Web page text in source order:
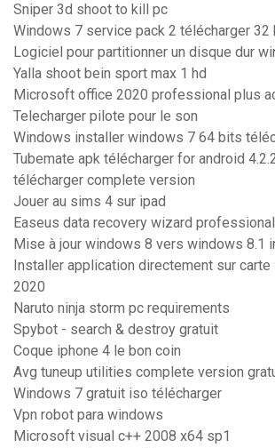
Sniper 3d shoot to kill pc
Windows 7 service pack 2 télécharger 32
Logiciel pour partitionner un disque dur
Yalla shoot bein sport max 1 hd
Microsoft office 2020 professional plus
Telecharger pilote pour le son
Windows installer windows 7 64 bits
Tubemate apk télécharger for android
télécharger complete version
Jouer au sims 4 sur ipad
Easeus data recovery wizard
Mise à jour windows 8 vers windows 8.1
Installer application directement sur
2020
Naruto ninja storm pc requirements
Spybot - search & destroy gratuit
Coque iphone 4 le bon coin
Avg tuneup utilities complete version
Windows 7 gratuit iso télécharger
Vpn robot para windows
Microsoft visual c++ 2008 x64 sp1